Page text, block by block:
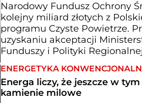
Narodowy Fundusz Ochrony
kolejny miliard złotych z
programu Czyste Powietrze.
uzyskaniu akceptacji
Funduszy i Polityki
ENERGETYKA
Energa liczy, że jeszcze w
kamienie milowe